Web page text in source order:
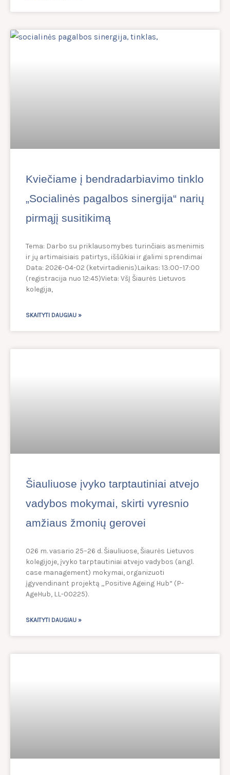
Kviečiame į bendradarbiavimo tinklo
„Socialinės pagalbos sinergija“ narių
pirmąjį susitikimą
Tema: Darbo su priklausomybes turinčiais asmenimis
ir jų artimaisiais patirtys, iššūkiai ir galimi sprendimai
Data: 2026-04-02 (ketvirtadienis)Laikas: 13:00–17:00
(registracija nuo 12:45)Vieta: VšĮ Šiaurės Lietuvos
kolegija,
SKAITYTI DAUGIAU »
Šiauliuose įvyko tarptautiniai atvejo
vadybos mokymai, skirti vyresnio
amžiaus žmonių gerovei
026 m. vasario 25–26 d. Šiauliuose, Šiaurės Lietuvos
kolegijoje, įvyko tarptautiniai atvejo vadybos (angl.
case management) mokymai, organizuoti
įgyvendinant projektą „Positive Ageing Hub“ (P-
AgeHub, LL-00225).
SKAITYTI DAUGIAU »